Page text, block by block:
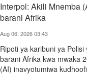
Interpol: Akili Mnemba
barani Afrika
Aug 06, 2026 03:43
Ripoti ya karibuni ya
barani Afrika kwa mwaka
(AI) inavyotumiwa